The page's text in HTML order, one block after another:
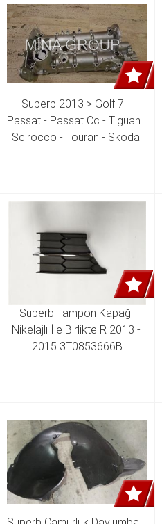
Superb 2013 > Golf 7 -
Passat - Passat Cc - Tiguan -
Scirocco - Touran - Skoda
Eksantrik Milleri ( çift
Superb Tampon Kapağı
Nikelajlı İle Birlikte R 2013 -
2015 3T0853666B